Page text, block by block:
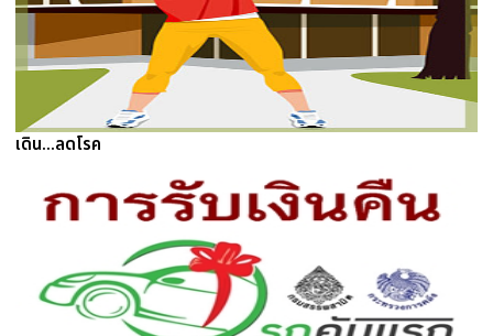
เดิน...ลดโรค